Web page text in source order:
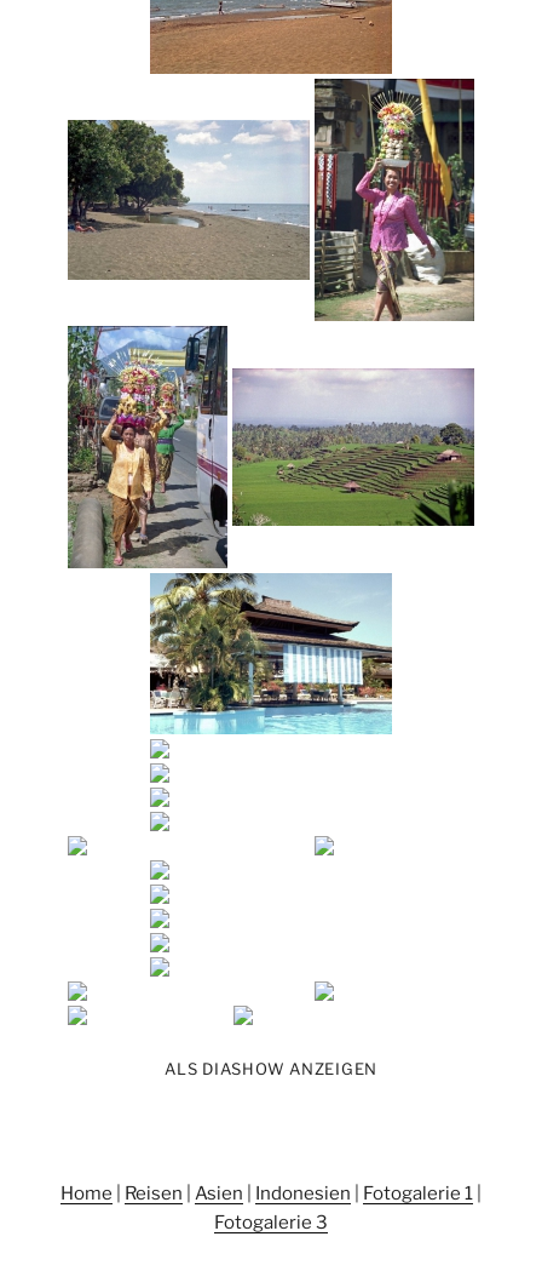
ALS DIASHOW ANZEIGEN
Home Reisen Asien Indonesien Fotogalerie 1
Fotogalerie 3